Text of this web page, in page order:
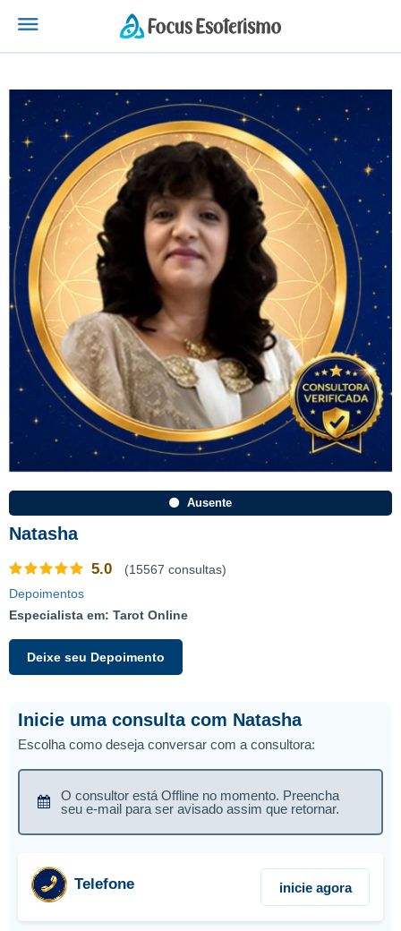
Ausente
Natasha
5.0
(15567 consultas)
Depoimentos
Especialista em: Tarot Online
Deixe seu Depoimento
Inicie uma consulta com Natasha
Escolha como deseja conversar com a consultora:
O consultor está Offline no momento. Preencha
seu e-mail para ser avisado assim que retornar.
Telefone inicie agora